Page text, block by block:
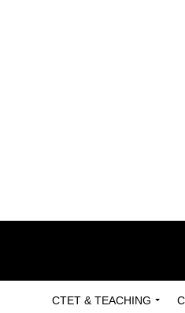
CTET & TEACHING